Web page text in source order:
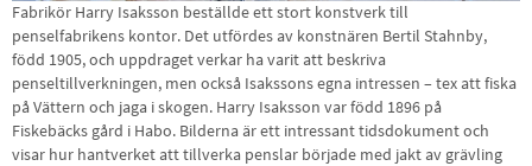
Fabrikör Harry Isaksson beställde ett stort konstverk till
penselfabrikens kontor. Det utfördes av konstnären Bertil Stahnby,
född 1905, och uppdraget verkar ha varit att beskriva
penseltillverkningen, men också Isakssons egna intressen – tex att fiska
på Vättern och jaga i skogen. Harry Isaksson var född 1896 på
Fiskebäcks gård i Habo. Bilderna är ett intressant tidsdokument och
visar hur hantverket att tillverka penslar började med jakt av grävling